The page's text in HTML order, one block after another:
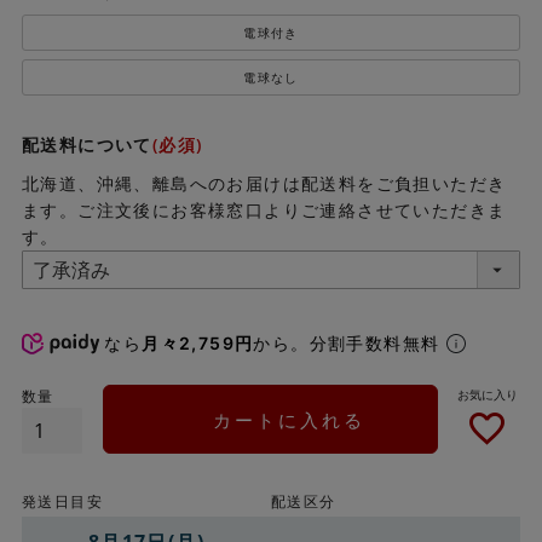
電球付き
電球なし
配送料について(必須)
北海道、沖縄、離島へのお届けは配送料をご負担いただき
ます。ご注文後にお客様窓口よりご連絡させていただきま
す。
なら 月々2,759円から。分割手数料無料
カートに入れる
発送日目安 配送区分